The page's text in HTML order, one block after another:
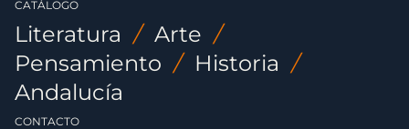
CATÁLOGO
Literatura / Arte /
Pensamiento / Historia /
Andalucía
CONTACTO